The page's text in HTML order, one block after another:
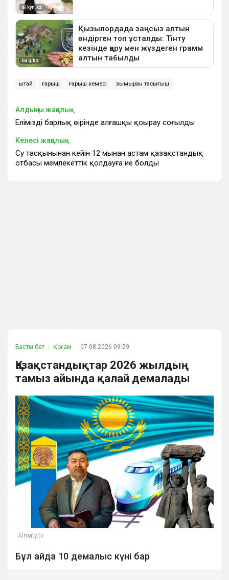
Қытай ғарыш ғарыш кемесі зымыран тасығыш
Алдыңғы жаңалық
Еліміздің барлық өңірінде алғашқы қоңырау соғылды
Келесі жаңалық
Су тасқынынан кейін 12 мыңнан астам қазақстандық
отбасы мемлекеттік қолдауға ие болды
Басты бет Қоғам 07.08.2026 09:59
Қазақстандықтар 2026 жылдың
тамыз айында қалай демалады
Almaty.tv
Бұл айда 10 демалыс күні бар